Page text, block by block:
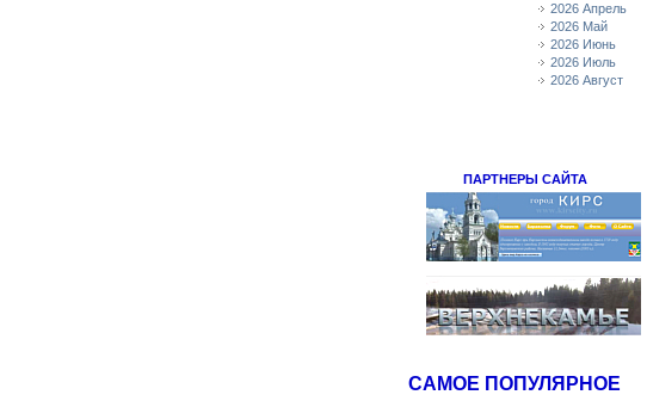
2026 Апрель
2026 Май
2026 Июнь
2026 Июль
2026 Август
ПАРТНЕРЫ САЙТА
САМОЕ ПОПУЛЯРНОЕ